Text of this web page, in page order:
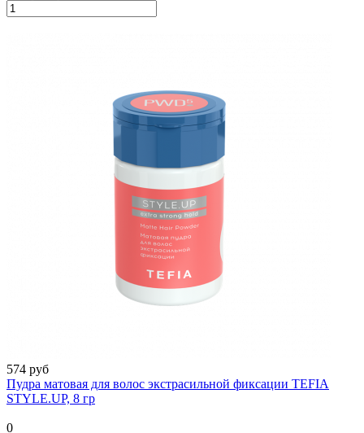
574 руб
Пудра матовая для волос экстрасильной фиксации TEFIA
STYLE.UP, 8 гр
0